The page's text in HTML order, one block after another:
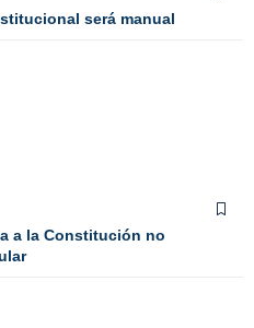
será manual
a la Constitución no